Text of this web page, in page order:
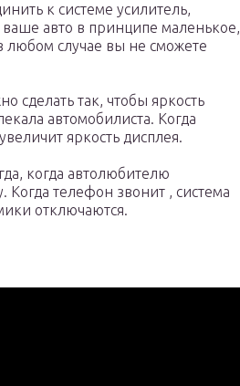
к системе усилитель,
ваше авто в принципе маленькое,
любом случае вы не сможете
сделать так, чтобы яркость
автомобилиста. Когда
яркость дисплея.
когда автолюбителю
телефон звонит , система
отключаются.